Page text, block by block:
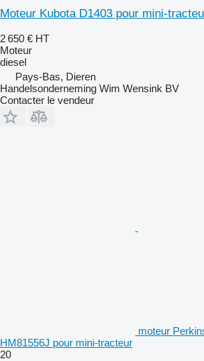
Moteur Kubota D1403 pour mini-
2 650 € HT
Moteur
diesel
Pays-Bas, Dieren
Handelsonderneming Wim Wensink BV
Contacter le vendeur
moteur
HM81556J pour mini-tracteur
20